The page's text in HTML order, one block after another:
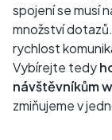
spojení se musí
množství
rychlost
Vybírejte tedy
návštěvníkům
zmiňujeme v